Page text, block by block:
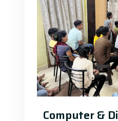
Computer &